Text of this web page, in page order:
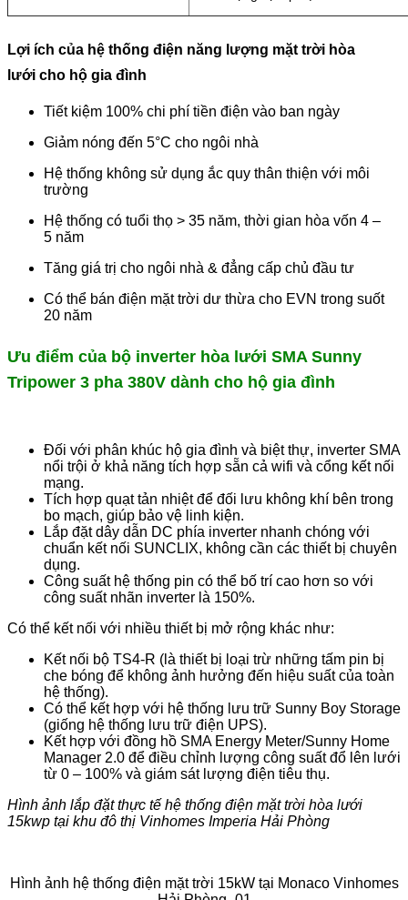
Lợi ích của hệ thống điện năng lượng mặt trời hòa
lưới cho hộ gia đình
Tiết kiệm 100% chi phí tiền điện vào ban ngày
Giảm nóng đến 5°C cho ngôi nhà
Hệ thống không sử dụng ắc quy thân thiện với môi
trường
Hệ thống có tuổi thọ > 35 năm, thời gian hòa vốn 4 –
5 năm
Tăng giá trị cho ngôi nhà & đẳng cấp chủ đầu tư
Có thể bán điện mặt trời dư thừa cho EVN trong suốt
20 năm
Ưu điểm của bộ inverter hòa lưới SMA Sunny
Tripower 3 pha 380V dành cho hộ gia đình
Đối với phân khúc hộ gia đình và biệt thự, inverter SMA
nổi trội ở khả năng tích hợp sẵn cả wifi và cổng kết nối
mạng.
Tích hợp quạt tản nhiệt để đối lưu không khí bên trong
bo mạch, giúp bảo vệ linh kiện.
Lắp đặt dây dẫn DC phía inverter nhanh chóng với
chuẩn kết nối SUNCLIX, không cần các thiết bị chuyên
dụng.
Công suất hệ thống pin có thể bố trí cao hơn so với
công suất nhãn inverter là 150%.
Có thể kết nối với nhiều thiết bị mở rộng khác như:
Kết nối bộ TS4-R (là thiết bị loại trừ những tấm pin bị
che bóng để không ảnh hưởng đến hiệu suất của toàn
hệ thống).
Có thể kết hợp với hệ thống lưu trữ Sunny Boy Storage
(giống hệ thống lưu trữ điện UPS).
Kết hợp với đồng hồ SMA Energy Meter/Sunny Home
Manager 2.0 để điều chỉnh lượng công suất đổ lên lưới
từ 0 – 100% và giám sát lượng điện tiêu thụ.
Hình ảnh lắp đặt thực tế hệ thống điện mặt trời hòa lưới
15kwp tại khu đô thị Vinhomes Imperia Hải Phòng
Hình ảnh hệ thống điện mặt trời 15kW tại Monaco Vinhomes